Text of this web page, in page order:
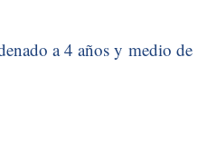
a 4 años y medio de